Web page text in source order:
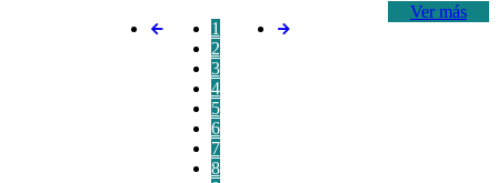
Ver más
1
2
3
4
5
6
7
8